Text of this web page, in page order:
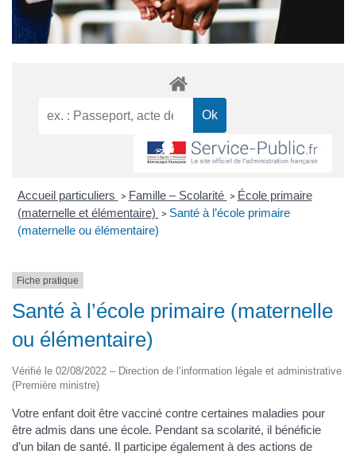
Accueil particuliers > Famille – Scolarité > École primaire
(maternelle et élémentaire) > Santé à l’école primaire
(maternelle ou élémentaire)
Fiche pratique
Santé à l’école primaire (maternelle
ou élémentaire)
Vérifié le 02/08/2022 – Direction de l’information légale et administrative
(Première ministre)
Votre enfant doit être vacciné contre certaines maladies pour
être admis dans une école. Pendant sa scolarité, il bénéficie
d’un bilan de santé. Il participe également à des actions de